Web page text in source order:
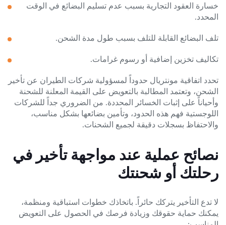
خسارة العقود التجارية بسبب عدم تسليم البضائع في الوقت
المحدد.
تلف البضائع القابلة للتلف بسبب طول مدة الشحن.
تكاليف تخزين إضافية أو رسوم غرامات.
تحدد اتفاقية مونتريال حدوداً لمسؤولية شركات الطيران عن تأخير
الشحن، وتعتمد المطالبة بالتعويض على القيمة المعلنة للشحنة
وأحياناً على إثبات الخسائر المحددة. من الضروري جداً للشركات
اللوجستية فهم هذه الحدود، وتأمين بضائعها بشكل مناسب،
والاحتفاظ بسجلات دقيقة لجميع الشحنات.
نصائح عملية عند مواجهة تأخير في
رحلتك أو شحنتك
لا تدع التأخير يتركك حائراً. باتخاذك خطوات استباقية ومنظمة،
يمكنك حماية حقوقك وزيادة فرصك في الحصول على التعويض